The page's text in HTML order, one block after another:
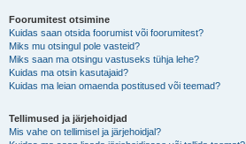
Foorumitest otsimine
Kuidas saan otsida foorumist või foorumitest?
Miks mu otsingul pole vasteid?
Miks saan ma otsingu vastuseks tühja lehe?
Kuidas ma otsin kasutajaid?
Kuidas ma leian omaenda postitused või teemad?
Tellimused ja järjehoidjad
Mis vahe on tellimisel ja järjehoidjal?